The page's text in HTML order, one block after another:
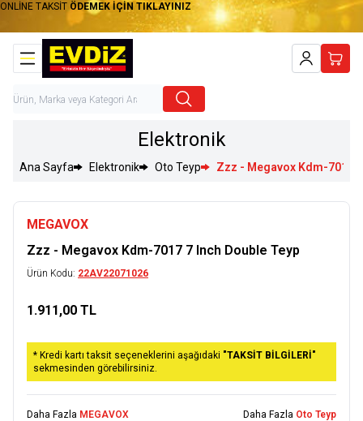
ONLİNE TAKSİT ÖDEMEK İÇİN TIKLAYINIZ
Hesabım
Elektronik
Ana Sayfa Elektronik Oto Teyp Zzz - Megavox Kdm-7017
MEGAVOX
Zzz - Megavox Kdm-7017 7 Inch Double Teyp
Ürün Kodu: 22AV22071026
1.911,00 TL
* Kredi kartı taksit seçeneklerini aşağıdaki "TAKSİT BİLGİLERİ"
sekmesinden görebilirsiniz.
Daha Fazla MEGAVOX Daha Fazla Oto Teyp